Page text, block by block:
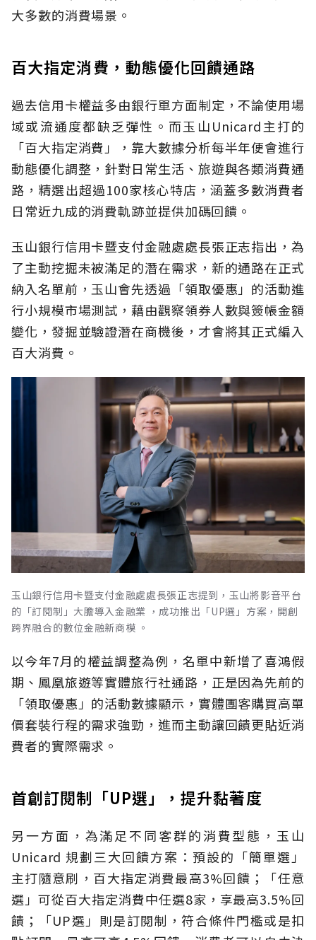
大多數的消費場景。
百大指定消費，動態優化回饋通路
過去信用卡權益多由銀行單方面制定，不論使用場
域或流通度都缺乏彈性。而玉山Unicard主打的
「百大指定消費」，靠大數據分析每半年便會進行
動態優化調整，針對日常生活、旅遊與各類消費通
路，精選出超過100家核心特店，涵蓋多數消費者
日常近九成的消費軌跡並提供加碼回饋。
玉山銀行信用卡暨支付金融處處長張正志指出，為
了主動挖掘未被滿足的潛在需求，新的通路在正式
納入名單前，玉山會先透過「領取優惠」的活動進
行小規模市場測試，藉由觀察領券人數與簽帳金額
變化，發掘並驗證潛在商機後，才會將其正式編入
百大消費。
玉山銀行信用卡暨支付金融處處長張正志提到，玉山將影音平台
的「訂閱制」大膽導入金融業 ，成功推出「UP選」方案，開創
跨界融合的數位金融新商模 。
以今年7月的權益調整為例，名單中新增了喜鴻假
期、鳳凰旅遊等實體旅行社通路，正是因為先前的
「領取優惠」的活動數據顯示，實體團客購買高單
價套裝行程的需求強勁，進而主動讓回饋更貼近消
費者的實際需求。
首創訂閱制「UP選」，提升黏著度
另一方面，為滿足不同客群的消費型態，玉山
Unicard 規劃三大回饋方案：預設的「簡單選」
主打隨意刷，百大指定消費最高3%回饋；「任意
選」可從百大指定消費中任選8家，享最高3.5%回
饋；「UP選」則是訂閱制，符合條件門檻或是扣